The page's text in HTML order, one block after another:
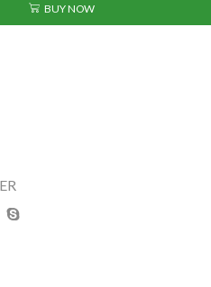
BUY NOW